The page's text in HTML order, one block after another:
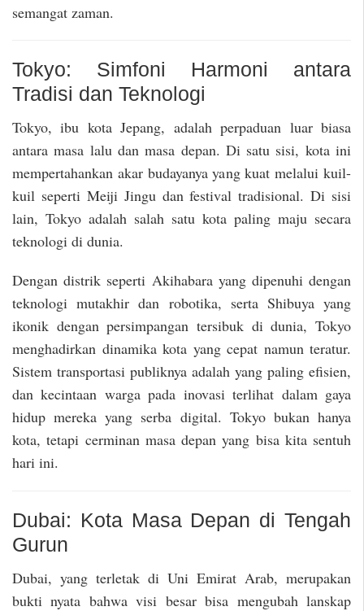
semangat zaman.
Tokyo: Simfoni Harmoni antara
Tradisi dan Teknologi
Tokyo, ibu kota Jepang, adalah perpaduan luar biasa
antara masa lalu dan masa depan. Di satu sisi, kota ini
mempertahankan akar budayanya yang kuat melalui kuil-
kuil seperti Meiji Jingu dan festival tradisional. Di sisi
lain, Tokyo adalah salah satu kota paling maju secara
teknologi di dunia.
Dengan distrik seperti Akihabara yang dipenuhi dengan
teknologi mutakhir dan robotika, serta Shibuya yang
ikonik dengan persimpangan tersibuk di dunia, Tokyo
menghadirkan dinamika kota yang cepat namun teratur.
Sistem transportasi publiknya adalah yang paling efisien,
dan kecintaan warga pada inovasi terlihat dalam gaya
hidup mereka yang serba digital. Tokyo bukan hanya
kota, tetapi cerminan masa depan yang bisa kita sentuh
hari ini.
Dubai: Kota Masa Depan di Tengah
Gurun
Dubai, yang terletak di Uni Emirat Arab, merupakan
bukti nyata bahwa visi besar bisa mengubah lanskap